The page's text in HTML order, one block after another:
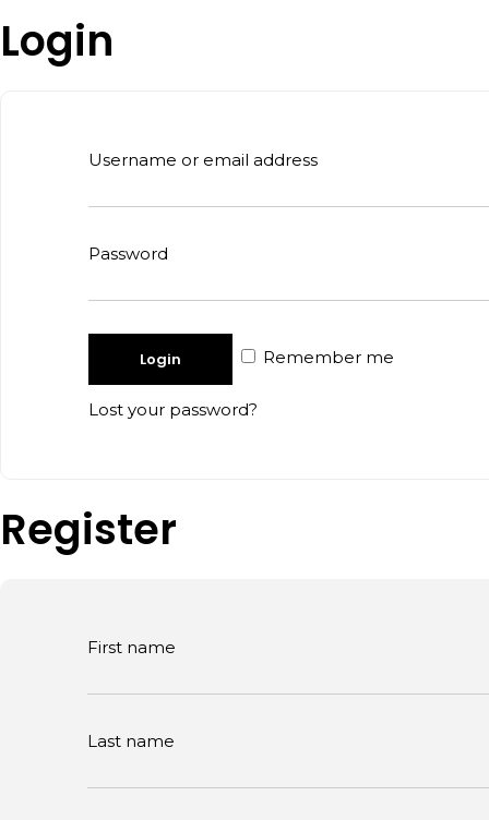
Login
Username or email address
Password
Remember me
Lost your password?
Register
First name
Last name